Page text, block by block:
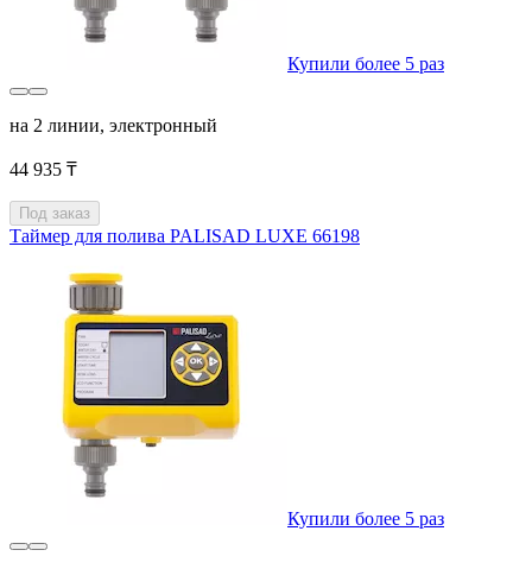
Купили более 5 раз
на 2 линии, электронный
44 935 ₸
Под заказ
Таймер для полива PALISAD LUXE 66198
Купили более 5 раз